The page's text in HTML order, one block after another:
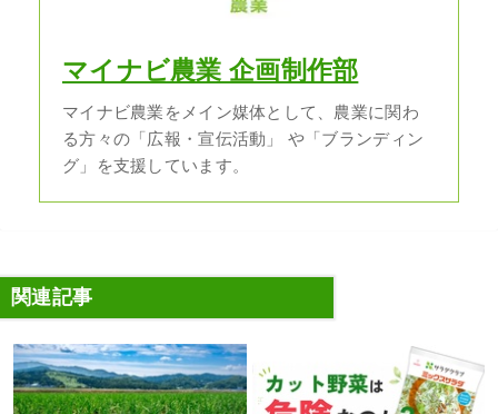
マイナビ農業 企画制作部
マイナビ農業をメイン媒体として、農業に関わ
る方々の「広報・宣伝活動」 や「ブランディン
グ」を支援しています。
関連記事